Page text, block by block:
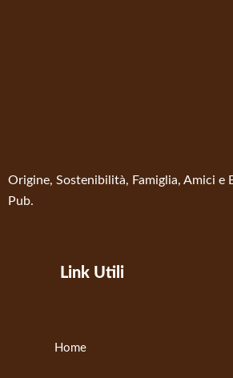
Origine, Sostenibilità, Famiglia, Amici e
Pub.
Link Utili
Home